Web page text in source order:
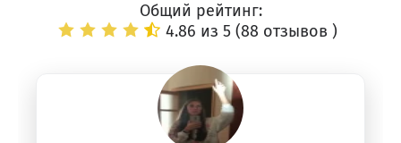
Общий рейтинг:
4.86 из 5 (88 отзывов )